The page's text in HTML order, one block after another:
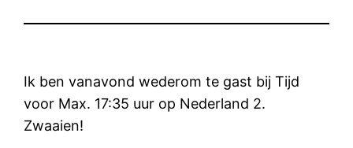
Ik ben vanavond wederom te gast bij Tijd
voor Max. 17:35 uur op Nederland 2.
Zwaaien!